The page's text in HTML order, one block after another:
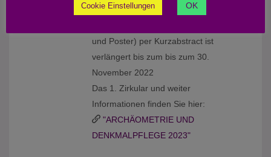
31. März 2023 in Mannheim
und Poster) per Kurzabstract ist
verlängert bis zum bis zum 30.
November 2022
Das 1. Zirkular und weiter
Informationen finden Sie hier:
"ARCHÄOMETRIE UND
DENKMALPFLEGE 2023"
Cookie Einstellungen OK